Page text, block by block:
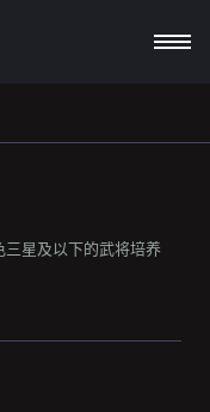
星及以下的武将培养